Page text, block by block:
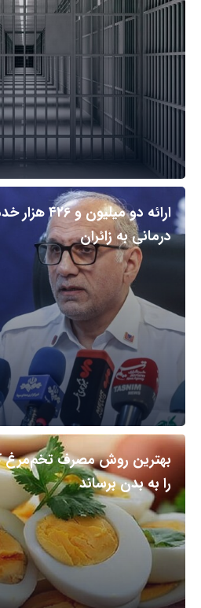
ارائه دو
درمانی به زائران
بهترین روش مصرف تخم‌مرغ
را به بدن برساند